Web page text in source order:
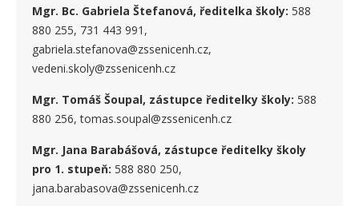
Mgr. Bc. Gabriela Štefanová, ředitelka školy: 588
880 255, 731 443 991,
gabriela.stefanova@zssenicenh.cz,
vedeni.skoly@zssenicenh.cz
Mgr. Tomáš Šoupal, zástupce ředitelky školy: 588
880 256, tomas.soupal@zssenicenh.cz
Mgr. Jana Barabášová, zástupce ředitelky školy
pro 1. stupeň: 588 880 250,
jana.barabasova@zssenicenh.cz